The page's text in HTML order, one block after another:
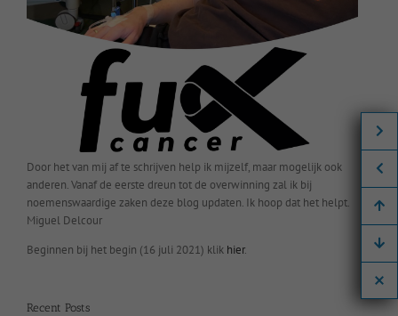
Door het van mij af te schrijven help ik mijzelf, maar mogelijk ook
anderen. Vanaf de eerste dreun tot de overwinning zal ik bij
noemenswaardige zaken deze blog updaten. Ik hoop dat het helpt.
Miguel Delcour
Beginnen bij het begin (16 juli 2021) klik hier.
Recent Posts